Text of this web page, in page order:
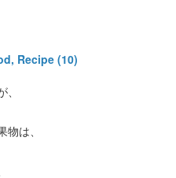
Recipe (10)
物は、